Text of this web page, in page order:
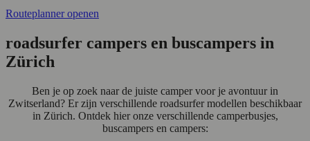
Routeplanner openen
roadsurfer campers en buscampers in
Zürich
Ben je op zoek naar de juiste camper voor je avontuur in
Zwitserland? Er zijn verschillende roadsurfer modellen beschikbaar
in Zürich. Ontdek hier onze verschillende camperbusjes,
buscampers en campers: